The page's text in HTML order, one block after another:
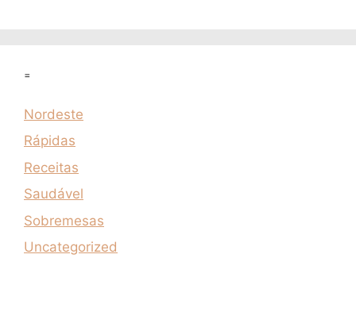
=
Nordeste
Rápidas
Receitas
Saudável
Sobremesas
Uncategorized